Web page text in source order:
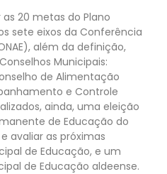
20 metas do Plano
sete eixos da Conferência
além da definição,
Municipais:
de Alimentação
e Controle
ainda, uma eleição
de Educação do
avaliar as próximas
de Educação, e um
de Educação aldeense.